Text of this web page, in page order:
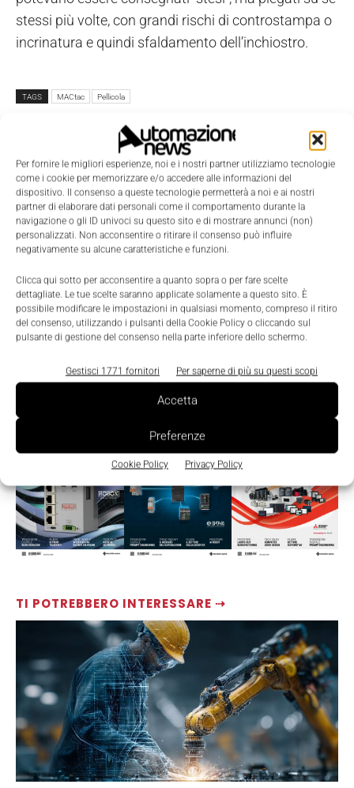
Per fornire le migliori esperienze, noi e i nostri partner utilizziamo tecnologie
come i cookie per memorizzare e/o accedere alle informazioni del
dispositivo. Il consenso a queste tecnologie permetterà a noi e ai nostri
partner di elaborare dati personali come il comportamento durante la
navigazione o gli ID univoci su questo sito e di mostrare annunci (non)
personalizzati. Non acconsentire o ritirare il consenso può influire
negativamente su alcune caratteristiche e funzioni.
Clicca qui sotto per acconsentire a quanto sopra o per fare scelte
dettagliate. Le tue scelte saranno applicate solamente a questo sito. È
possibile modificare le impostazioni in qualsiasi momento, compreso il ritiro
del consenso, utilizzando i pulsanti della Cookie Policy o cliccando sul
pulsante di gestione del consenso nella parte inferiore dello schermo.
Gestisci 1771 fornitori Per saperne di più su questi scopi
Accetta
Preferenze
Cookie Policy Privacy Policy
TI POTREBBERO INTERESSARE ⇢
stessi più volte, con grandi rischi di controstampa o
incrinatura e quindi sfaldamento dell’inchiostro.
TAGS MACtac Pellicola